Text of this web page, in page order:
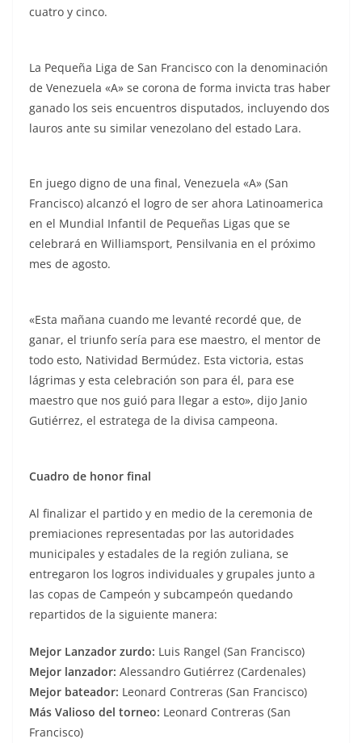
cuatro y cinco.
La Pequeña Liga de San Francisco con la denominación
de Venezuela «A» se corona de forma invicta tras haber
ganado los seis encuentros disputados, incluyendo dos
lauros ante su similar venezolano del estado Lara.
En juego digno de una final, Venezuela «A» (San
Francisco) alcanzó el logro de ser ahora Latinoamerica
en el Mundial Infantil de Pequeñas Ligas que se
celebrará en Williamsport, Pensilvania en el próximo
mes de agosto.
«Esta mañana cuando me levanté recordé que, de
ganar, el triunfo sería para ese maestro, el mentor de
todo esto, Natividad Bermúdez. Esta victoria, estas
lágrimas y esta celebración son para él, para ese
maestro que nos guió para llegar a esto», dijo Janio
Gutiérrez, el estratega de la divisa campeona.
Cuadro de honor final
Al finalizar el partido y en medio de la ceremonia de
premiaciones representadas por las autoridades
municipales y estadales de la región zuliana, se
entregaron los logros individuales y grupales junto a
las copas de Campeón y subcampeón quedando
repartidos de la siguiente manera:
Mejor Lanzador zurdo: Luis Rangel (San Francisco)
Mejor lanzador: Alessandro Gutiérrez (Cardenales)
Mejor bateador: Leonard Contreras (San Francisco)
Más Valioso del torneo: Leonard Contreras (San
Francisco)